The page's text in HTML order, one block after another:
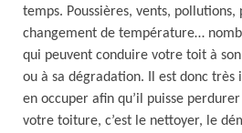
temps. Poussières, vents, pollutions,
changement de température…
qui peuvent conduire votre toit à
ou à sa dégradation. Il est donc très
en occuper afin qu’il puisse
votre toiture, c’est le nettoyer, le